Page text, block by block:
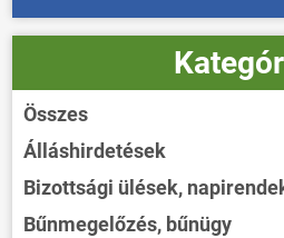
Összes
Álláshirdetések
Bizottsági ülések,
Bűnmegelőzés, bűnügy